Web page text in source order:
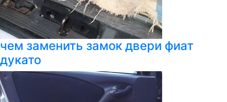
чем заменить замок двери фиат
дукато